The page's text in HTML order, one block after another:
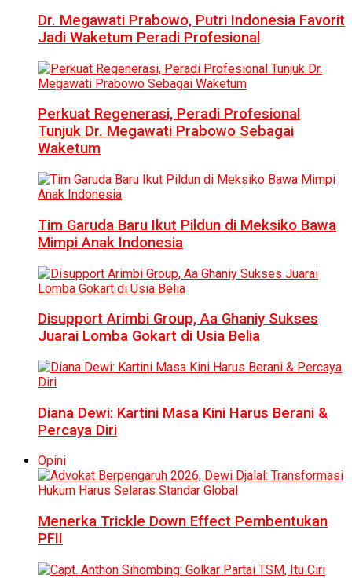
Dr. Megawati Prabowo, Putri Indonesia Favorit
Jadi Waketum Peradi Profesional
Perkuat Regenerasi, Peradi Profesional
Tunjuk Dr. Megawati Prabowo Sebagai
Waketum
Tim Garuda Baru Ikut Pildun di Meksiko Bawa
Mimpi Anak Indonesia
Disupport Arimbi Group, Aa Ghaniy Sukses
Juarai Lomba Gokart di Usia Belia
Diana Dewi: Kartini Masa Kini Harus Berani &
Percaya Diri
Opini
Menerka Trickle Down Effect Pembentukan
PFII